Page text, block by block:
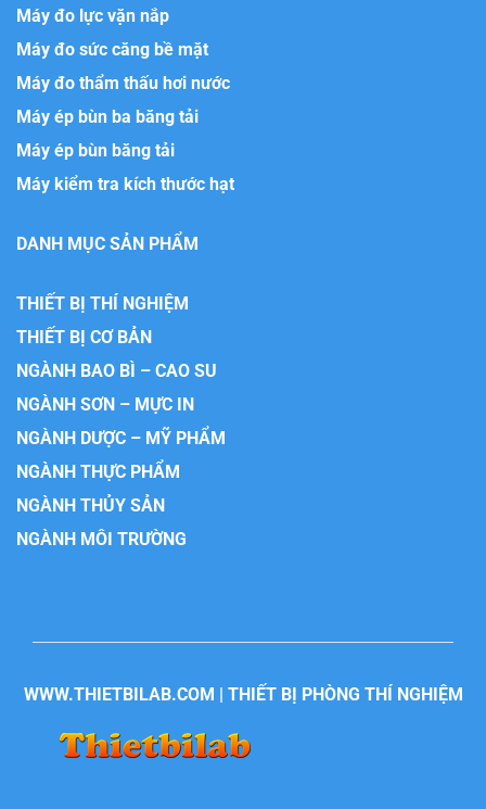
Máy đo lực vặn nắp
Máy đo sức căng bề mặt
Máy đo thẩm thấu hơi nước
Máy ép bùn ba băng tải
Máy ép bùn băng tải
Máy kiểm tra kích thước hạt
DANH MỤC SẢN PHẨM
THIẾT BỊ THÍ NGHIỆM
THIẾT BỊ CƠ BẢN
NGÀNH BAO BÌ – CAO SU
NGÀNH SƠN – MỰC IN
NGÀNH DƯỢC – MỸ PHẨM
NGÀNH THỰC PHẨM
NGÀNH THỦY SẢN
NGÀNH MÔI TRƯỜNG
WWW.THIETBILAB.COM | THIẾT BỊ PHÒNG THÍ NGHIỆM